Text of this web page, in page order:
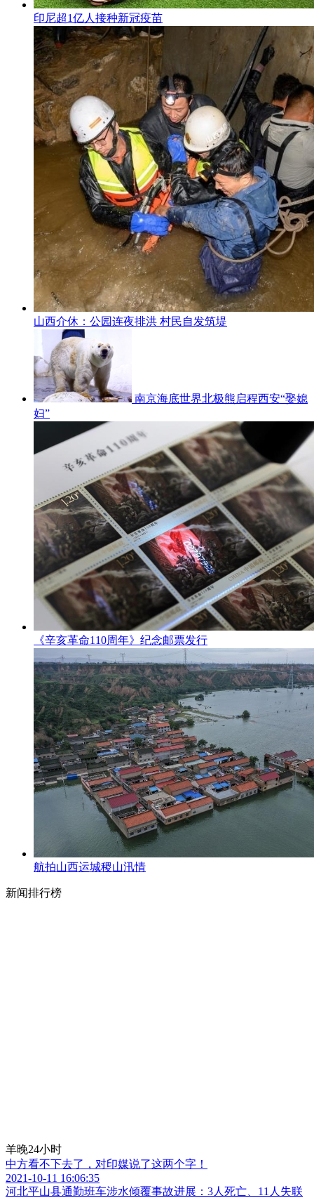
印尼超1亿人接种新冠疫苗
山西介休：公园连夜排洪 村民自发筑堤
南京海底世界北极熊启程西安“娶媳
妇”
《辛亥革命110周年》纪念邮票发行
航拍山西运城稷山汛情
新闻排行榜
羊晚24小时
中方看不下去了，对印媒说了这两个字！
2021-10-11 16:06:35
河北平山县通勤班车涉水倾覆事故进展：3人死亡、11人失联